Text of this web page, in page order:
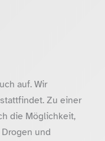
auf. Wir
Zu einer
die Möglichkeit,
und